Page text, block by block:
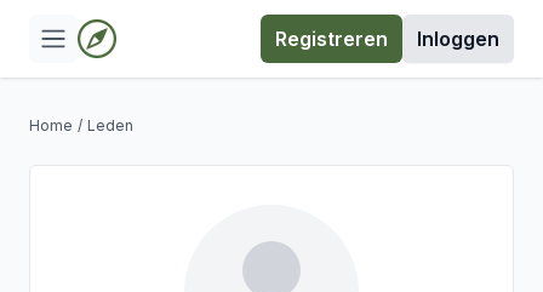
Registreren Inloggen
Home / Leden